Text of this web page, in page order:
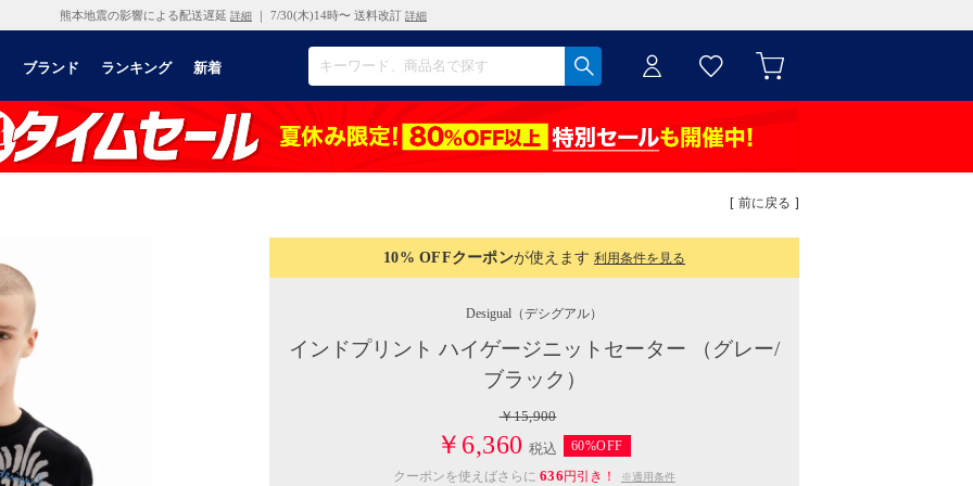
熊本地震の影響による配送遅延 詳細 ｜ 7/30(木)14時〜 送料改訂 詳細
ブランド ランキング 新着
[ 前に戻る ]
10% OFFクーポンが使えます 利用条件を見る
Desigual （デシグアル）
インドプリント ハイゲージニットセーター （グレー/
ブラック）
￥15,900
￥6,360 税込
60%OFF
クーポンを使えばさらに636円引き！ ※適用条件